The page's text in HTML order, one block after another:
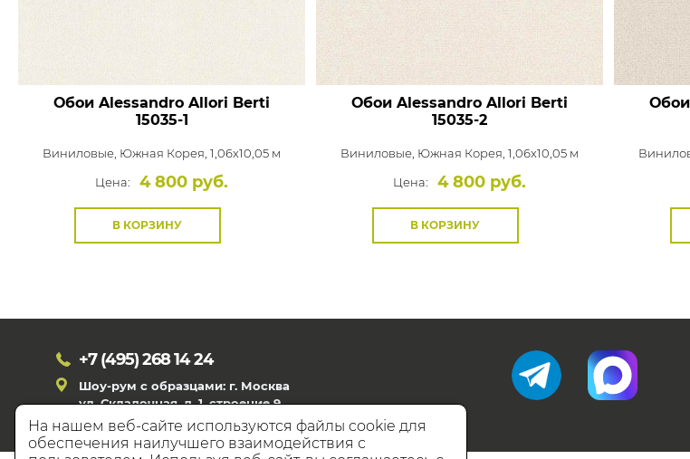
Обои Alessandro Allori Berti
15035-1
Виниловые, Южная Корея, 1,06x10,05 м
Цена:
4 800 руб.
В КОРЗИНУ
Обои Alessandro Allori Berti
15035-2
Виниловые, Южная Корея, 1,06x10,05 м
Цена:
4 800 руб.
В КОРЗИНУ
+7 (495)268 14 24
Шоу-рум с образцами: г. Москва
ул. Складочная, д. 1, строение 9
На нашем веб-сайте используются файлы cookie для
обеспечения наилучшего взаимодействия с